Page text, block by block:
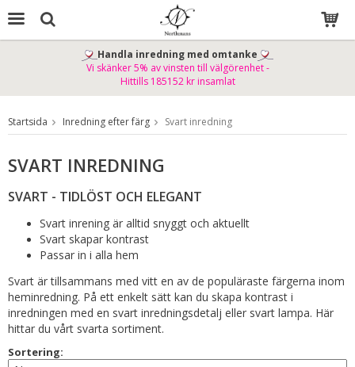
Produkten har blivit tillagd i varukorgen
Handla inredning med omtanke
Vi skänker 5% av vinsten till välgörenhet -
Hittills 185152 kr insamlat
Startsida Inredning efter färg Svart inredning
SVART INREDNING
SVART - TIDLÖST OCH ELEGANT
Svart inrening är alltid snyggt och aktuellt
Svart skapar kontrast
Passar in i alla hem
Svart är tillsammans med vitt en av de populäraste färgerna inom
heminredning. På ett enkelt sätt kan du skapa kontrast i
inredningen med en svart inredningsdetalj eller svart lampa. Här
hittar du vårt svarta sortiment.
Sortering: